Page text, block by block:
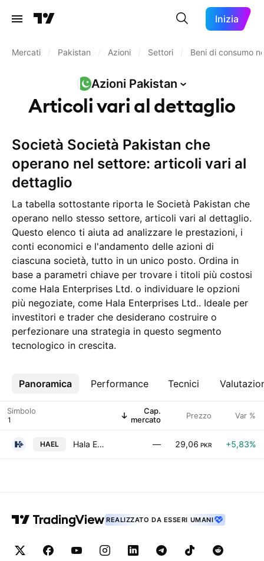
Inizia
Mercati Pakistan Azioni Settori Beni di consumo
Azioni Pakistan
Articoli vari al dettaglio
Società Società Pakistan che
operano nel settore: articoli vari al
dettaglio
La tabella sottostante riporta le Società Pakistan che
operano nello stesso settore, articoli vari al dettaglio.
Questo elenco ti aiuta ad analizzare le prestazioni, i
conti economici e l'andamento delle azioni di
ciascuna società, tutto in un unico posto. Ordina in
base a parametri chiave per trovare i titoli più costosi
come Hala Enterprises Ltd. o individuare le opzioni
più negoziate, come Hala Enterprises Ltd.. Ideale per
investitori e trader che desiderano costruire o
perfezionare una strategia in questo segmento
tecnologico in crescita.
Panoramica Performance Tecnici
Altro
Simbolo
Cap.
mercato
Prezzo Var %
HAEL Hala Enterprises Ltd. — 29,06 PKR +5,83%
REALIZZATO DA ESSERI UMANI